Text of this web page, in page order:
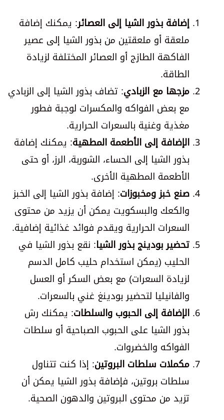
إضافة بذور الشيا إلى العصائر: يمكنك إضافة
ملعقة أو ملعقتين من بذور الشيا إلى عصير
الفاكهة الطازج أو العصائر المختلفة لزيادة
الطاقة.
مزجها مع الزبادي: تضاف بذور الشيا إلى الزبادي
مع بعض الفواكه والمكسرات لوجبة فطور
مغذية وغنية بالسعرات الحرارية.
الإضافة إلى الأطعمة المطهية: يمكنك إضافة
بذور الشيا إلى الحساء، الشوربة، الرز، أو حتى
الأطعمة المطهية الأخرى.
صنع خبز ومخبوزات: إضافة بذور الشيا إلى الخبز
والكعك والبسكويت يمكن أن يزيد من محتوى
السعرات الحرارية ويقدم فوائد غذائية إضافية.
تحضير بودينج بذور الشيا: نقع بذور الشيا في
الحليب (يمكن استخدام حليب كامل الدسم
لزيادة السعرات) مع بعض السكر أو العسل
والفانيليا لتحضير بودينغ غني بالسعرات.
الإضافة إلى الحبوب والسلطات: يمكنك رش
بذور الشيا على الحبوب الصباحية أو سلطات
الفواكه والخضروات.
مكملات سلطات البروتين: إذا كنت تتناول
سلطات بروتين، فإضافة بذور الشيا يمكن أن
تزيد من محتوى البروتين والدهون الصحية.